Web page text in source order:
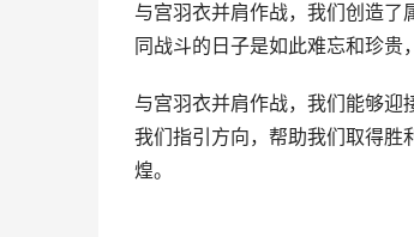
与宫羽衣并肩作战，我们创造
同战斗的日子是如此难忘和珍贵
与宫羽衣并肩作战，我们能够迎
我们指引方向，帮助我们取得胜
煌。